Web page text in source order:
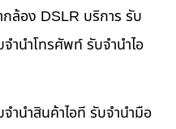
ล้อง DSLR บริการ รับ
ำนำโทรศัพท์ รับจำนำไอ
ำนำสินค้าไอที รับจำนำมือ